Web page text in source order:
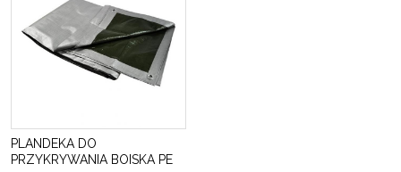
PLANDEKA DO
PRZYKRYWANIA BOISKA PE